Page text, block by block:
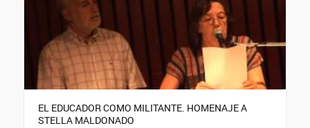
EL EDUCADOR COMO MILITANTE. HOMENAJE A
STELLA MALDONADO